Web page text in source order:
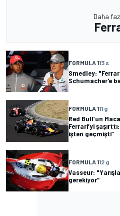
Daha
FORMULA 113 s
Smedley:
Schumacher'e
FORMULA 111 g
Red Bull’un
Ferrari’yi
işten geçmişti”
FORMULA 112 g
Vasseur:
gerekiyor”